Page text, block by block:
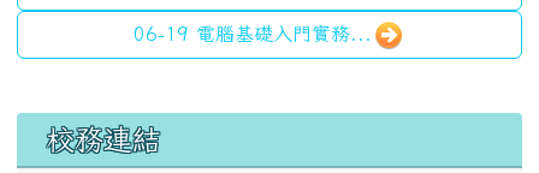
06-19 電腦基礎入門實務...
左邊區域內容
校務連結